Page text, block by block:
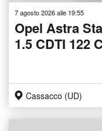
7 agosto 2026 alle 19:55
Opel Astra
1.5 CDTI 122
Cassacco (UD)